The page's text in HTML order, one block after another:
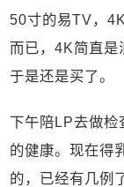
50寸的易TV，
而已，4K简直是
于是还是买了。
下午陪LP去做检
的健康。现在得
的，已经有几例